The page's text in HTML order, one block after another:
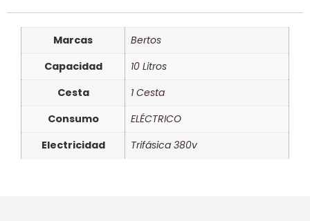
Marcas
Bertos
Capacidad
10 Litros
Cesta
1 Cesta
Consumo
ELÉCTRICO
Electricidad
Trifásica 380v